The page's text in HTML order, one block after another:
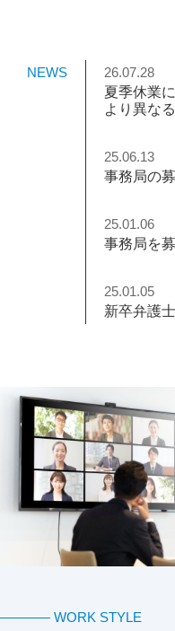
NEWS
26.07.28
夏季休業
より異な
25.06.13
事務局の
25.01.06
事務局を
25.01.05
新卒弁護
WORK STYLE